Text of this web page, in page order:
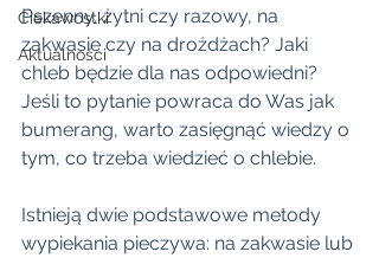
Ciekawostki
Aktualności
Pszenny, żytni czy razowy, na
zakwasie czy na drożdżach? Jaki
chleb będzie dla nas odpowiedni?
Jeśli to pytanie powraca do Was jak
bumerang, warto zasięgnąć wiedzy o
tym, co trzeba wiedzieć o chlebie.
Istnieją dwie podstawowe metody
wypiekania pieczywa: na zakwasie lub